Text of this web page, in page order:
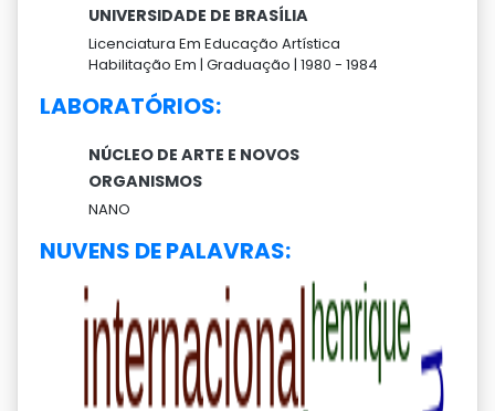
UNIVERSIDADE DE BRASÍLIA
Licenciatura Em Educação Artística
Habilitação Em | Graduação | 1980 - 1984
LABORATÓRIOS:
NÚCLEO DE ARTE E NOVOS
ORGANISMOS
NANO
NUVENS DE PALAVRAS: